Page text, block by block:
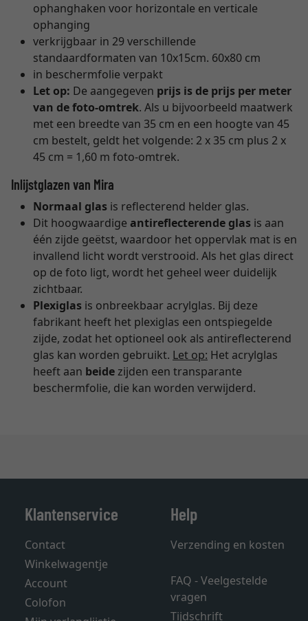
ophanghaken voor horizontale en verticale
ophanging
verkrijgbaar in 29 verschillende
standaardformaten van 10x15cm. 60x80 cm
in beschermfolie verpakt
Let op: De aangegeven prijs is de prijs per meter
van de foto-omtrek. Als u bijvoorbeeld maatwerk
met een breedte van 35 cm en een hoogte van 45
cm bestelt, geldt het volgende: 2 x 35 cm plus 2 x
45 cm = 1,60 m foto-omtrek.
Inlijstglazen van Mira
Normaal glas is reflecterend helder glas.
Dit hoogwaardige antireflecterende glas is aan
één zijde geëtst, waardoor het oppervlak mat is en
invallend licht wordt verstrooid. Als het glas direct
op de foto ligt, wordt het geheel weer duidelijk
zichtbaar.
Plexiglas is onbreekbaar acrylglas. Bij deze
fabrikant heeft het plexiglas een ontspiegelde
zijde, zodat het optioneel ook als antireflecterend
glas kan worden gebruikt. Let op: Het acrylglas
heeft aan beidezijden een transparante
beschermfolie, die kan worden verwijderd.
Klantenservice
Contact
Winkelwagentje
Account
Colofon
Help
Verzending en kosten
FAQ - Veelgestelde
vragen
Tijdschrift